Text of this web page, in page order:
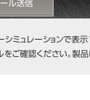
ール送信
ミュレーションで表
ご確認ください。製